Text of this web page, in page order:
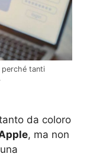
tanti
da coloro
, ma non